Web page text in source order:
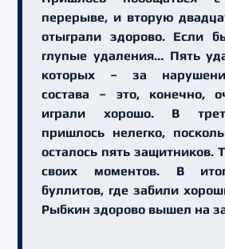
перерыве, и вторую
отыграли здорово. Если
глупые удаления… Пять
которых – за
состава – это, конечно,
играли хорошо. В
пришлось нелегко,
осталось пять защитников.
своих моментов. В
буллитов, где забили
Рыбкин здорово вышел на